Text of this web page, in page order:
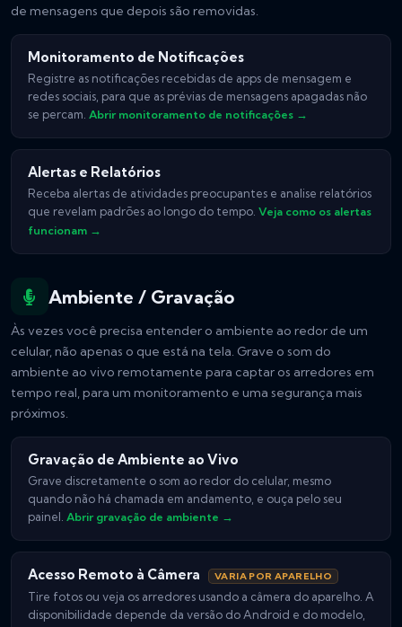
de mensagens que depois são removidas.
Monitoramento de Notificações
Registre as notificações recebidas de apps de mensagem e
redes sociais, para que as prévias de mensagens apagadas não
se percam. Abrir monitoramento de notificações →
Alertas e Relatórios
Receba alertas de atividades preocupantes e analise relatórios
que revelam padrões ao longo do tempo. Veja como os alertas
funcionam →
Ambiente / Gravação
Às vezes você precisa entender o ambiente ao redor de um
celular, não apenas o que está na tela. Grave o som do
ambiente ao vivo remotamente para captar os arredores em
tempo real, para um monitoramento e uma segurança mais
próximos.
Gravação de Ambiente ao Vivo
Grave discretamente o som ao redor do celular, mesmo
quando não há chamada em andamento, e ouça pelo seu
painel. Abrir gravação de ambiente →
Acesso Remoto à Câmera VARIA POR APARELHO
Tire fotos ou veja os arredores usando a câmera do aparelho. A
disponibilidade depende da versão do Android e do modelo,